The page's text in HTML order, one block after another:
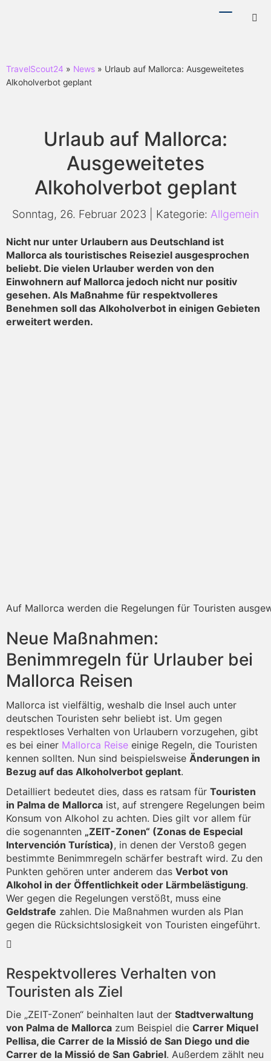
TravelScout24 » News » Urlaub auf Mallorca: Ausgeweitetes
Alkoholverbot geplant
Urlaub auf Mallorca:
Ausgeweitetes
Alkoholverbot geplant
Sonntag, 26. Februar 2023 | Kategorie: Allgemein
Nicht nur unter Urlaubern aus Deutschland ist
Mallorca als touristisches Reiseziel ausgesprochen
beliebt. Die vielen Urlauber werden von den
Einwohnern auf Mallorca jedoch nicht nur positiv
gesehen. Als Maßnahme für respektvolleres
Benehmen soll das Alkoholverbot in einigen Gebieten
erweitert werden.
Auf Mallorca werden die Regelungen für Touristen
Neue Maßnahmen:
Benimmregeln für Urlauber bei
Mallorca Reisen
Mallorca ist vielfältig, weshalb die Insel auch unter
deutschen Touristen sehr beliebt ist. Um gegen
respektloses Verhalten von Urlaubern vorzugehen, gibt
es bei einer Mallorca Reise einige Regeln, die Touristen
kennen sollten. Nun sind beispielsweise Änderungen in
Bezug auf das Alkoholverbot geplant.
Detailliert bedeutet dies, dass es ratsam für Touristen
in Palma de Mallorca ist, auf strengere Regelungen beim
Konsum von Alkohol zu achten. Dies gilt vor allem für
die sogenannten „ZEIT-Zonen“ (Zonas de Especial
Intervención Turística), in denen der Verstoß gegen
bestimmte Benimmregeln schärfer bestraft wird. Zu den
Punkten gehören unter anderem das Verbot von
Alkohol in der Öffentlichkeit oder Lärmbelästigung.
Wer gegen die Regelungen verstößt, muss eine
Geldstrafe zahlen. Die Maßnahmen wurden als Plan
gegen die Rücksichtslosigkeit von Touristen eingeführt.
Respektvolleres Verhalten von
Touristen als Ziel
Die „ZEIT-Zonen“ beinhalten laut der Stadtverwaltung
von Palma de Mallorca zum Beispiel die Carrer Miquel
Pellisa, die Carrer de la Missió de San Diego und die
Carrer de la Missió de San Gabriel. Außerdem zählt neu